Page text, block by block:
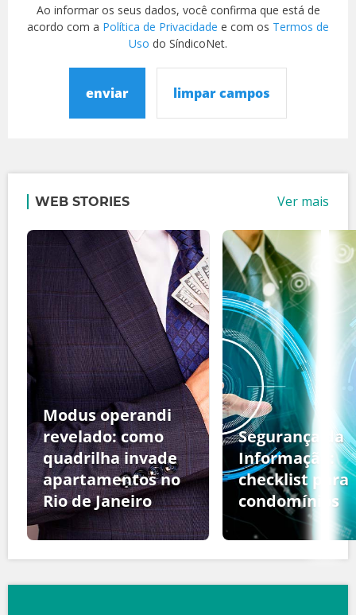
Ao informar os seus dados, você confirma que está de
acordo com a Política de Privacidade e com os Termos de
Uso do SíndicoNet.
enviar limpar campos
WEB STORIES Ver mais
Modus operandi
revelado: como
quadrilha invade
apartamentos no
Rio de Janeiro
Segurança da
Informação:
checklist para
condomínios